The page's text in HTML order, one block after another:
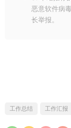
恶意软件病
长举报。
工作总结 工作汇报